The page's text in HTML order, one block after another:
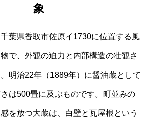
象
葉県香取市佐原イ1730に位置する風
で、外観の迫力と内部構造の壮観さ
明治22年（1889年）に醤油蔵として
は500畳に及ぶものです。町並みの
を放つ大蔵は、白壁と瓦屋根という